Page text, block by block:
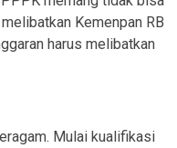
Kemenpan RB
harus melibatkan
Mulai kualifikasi